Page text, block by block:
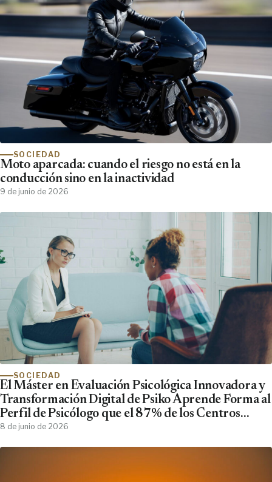
SOCIEDAD
Moto aparcada: cuando el riesgo no está en la
conducción sino en la inactividad
9 de junio de 2026
SOCIEDAD
El Máster en Evaluación Psicológica Innovadora y
Transformación Digital de Psiko Aprende Forma al
Perfil de Psicólogo que el 87% de los Centros
Clínicos Demanda y No Encuentra
8 de junio de 2026